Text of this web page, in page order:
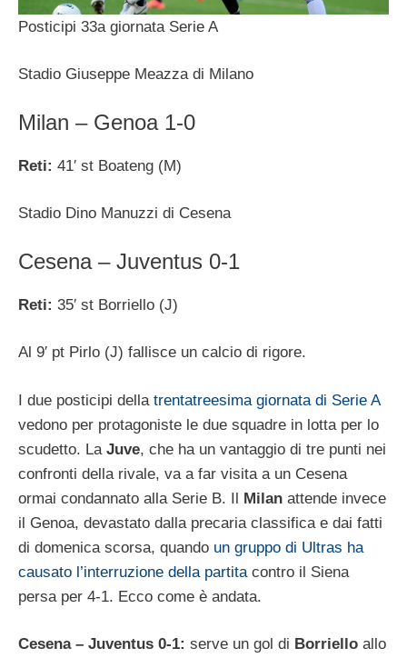
Posticipi 33a giornata Serie A
Stadio Giuseppe Meazza di Milano
Milan – Genoa 1-0
Reti: 41′ st Boateng (M)
Stadio Dino Manuzzi di Cesena
Cesena – Juventus 0-1
Reti: 35′ st Borriello (J)
Al 9′ pt Pirlo (J) fallisce un calcio di rigore.
I due posticipi della trentatreesima giornata di Serie A
vedono per protagoniste le due squadre in lotta per lo
scudetto. La Juve, che ha un vantaggio di tre punti nei
confronti della rivale, va a far visita a un Cesena
ormai condannato alla Serie B. Il Milan attende invece
il Genoa, devastato dalla precaria classifica e dai fatti
di domenica scorsa, quando un gruppo di Ultras ha
causato l’interruzione della partita contro il Siena
persa per 4-1. Ecco come è andata.
Cesena – Juventus 0-1: serve un gol di Borriello allo